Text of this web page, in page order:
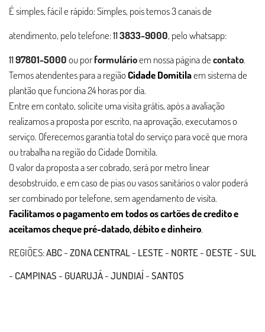
É simples, fácil e rápido: Simples, pois temos 3 canais de
atendimento, pelo telefone:113833-9000, pelo whatsapp:
1197801-5000ou porformulárioem nossa página decontato.
Temos atendentes para a regiãoCidade Domitilaem sistema de
plantão que funciona 24 horas por dia.
Entre em contato, solicite uma visita grátis, após a avaliação
realizamos a proposta por escrito, na aprovação, executamos o
serviço. Oferecemos garantia total do serviço para você que mora
ou trabalha na região do Cidade Domitila.
O valor da proposta a ser cobrado, será por metro linear
desobstruído, e em caso de pias ou vasos sanitários o valor poderá
ser combinado por telefone, sem agendamento de visita.
Facilitamos o pagamento em todos os cartões de credito e
aceitamos cheque pré-datado, débito e dinheiro.
REGIÕES:ABC-ZONA CENTRAL- LESTE- NORTE- OESTE-SUL
- CAMPINAS- GUARUJÁ-JUNDIAÍ-SANTOS